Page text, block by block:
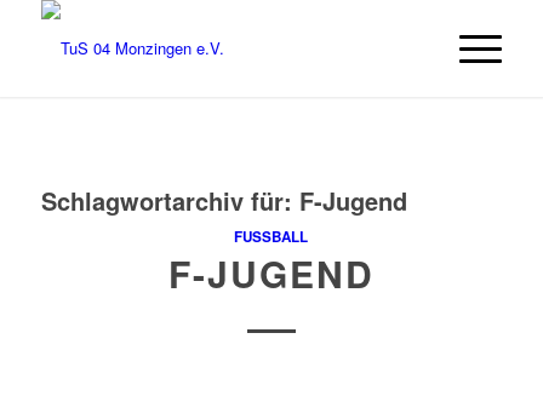
Schlagwortarchiv für: F-Jugend
FUSSBALL
F-JUGEND